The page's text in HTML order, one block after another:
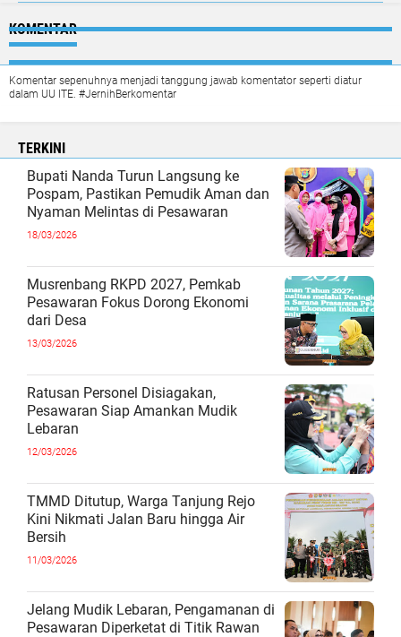
KOMENTAR
Komentar sepenuhnya menjadi tanggung jawab komentator seperti diatur
dalam UU ITE. #JernihBerkomentar
TERKINI
Bupati Nanda Turun Langsung ke
Pospam, Pastikan Pemudik Aman dan
Nyaman Melintas di Pesawaran
18/03/2026
Musrenbang RKPD 2027, Pemkab
Pesawaran Fokus Dorong Ekonomi
dari Desa
13/03/2026
Ratusan Personel Disiagakan,
Pesawaran Siap Amankan Mudik
Lebaran
12/03/2026
TMMD Ditutup, Warga Tanjung Rejo
Kini Nikmati Jalan Baru hingga Air
Bersih
11/03/2026
Jelang Mudik Lebaran, Pengamanan di
Pesawaran Diperketat di Titik Rawan